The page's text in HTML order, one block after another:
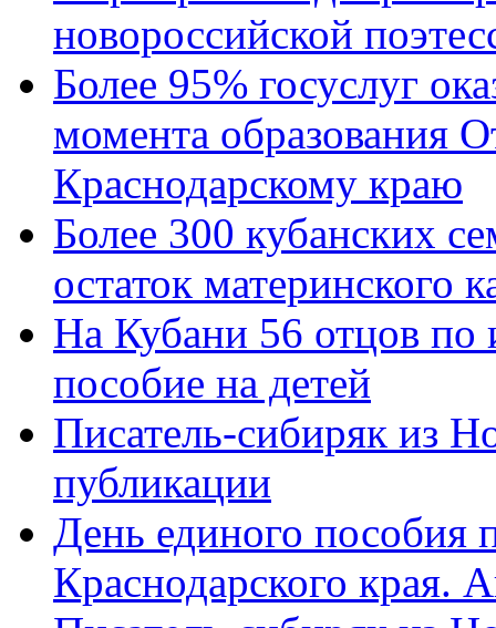
новороссийской
Более 95% госуслуг
момента образования
Краснодарскому краю
Более 300 кубанских
остаток материнского
На Кубани 56 отцов по
пособие на детей
Писатель-сибиряк из
публикации
День единого пособия
Краснодарского края.